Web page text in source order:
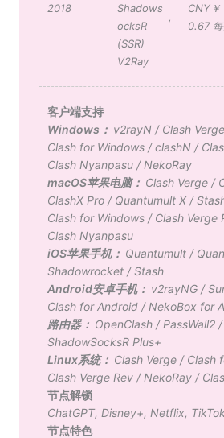
2018
Shadows
ocksR
(SSR)
,
V2Ray
CNY￥
0.67
客户端支持
Windows： v2rayN/ Clash Verge
Clash for Windows/clashN/
Clash Nyanpasu/ NekoRay
macOS苹果电脑： Clash Verge/
ClashX Pro/ Quantumult X/
Clash for Windows/ Clash Verge
Clash Nyanpasu
iOS苹果手机： Quantumult/
Shadowrocket/Stash
Android安卓手机： v2rayNG/
Clash for Android/ NekoBox for
路由器： OpenClash/ PassWall2/
ShadowSocksR Plus+
Linux系统： Clash Verge/ Clash
Clash Verge Rev/ NekoRay/
节点解锁
ChatGPT, Disney+, Netflix,
节点特色